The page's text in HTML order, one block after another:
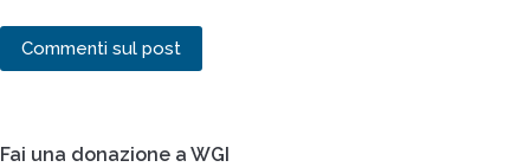
Commenti sul post
Fai una donazione a WGI